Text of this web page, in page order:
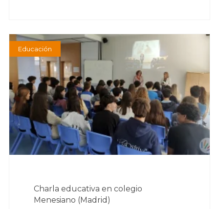
Educación
Charla educativa en colegio
Menesiano (Madrid)